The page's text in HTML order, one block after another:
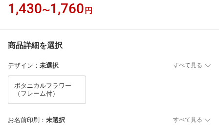
1,430〜1,760 円
商品詳細を選択
デザイン ： 未選択 すべて見る
ボタニカルフラワー
（フレーム付）
お名前印刷 ： 未選択 すべて見る